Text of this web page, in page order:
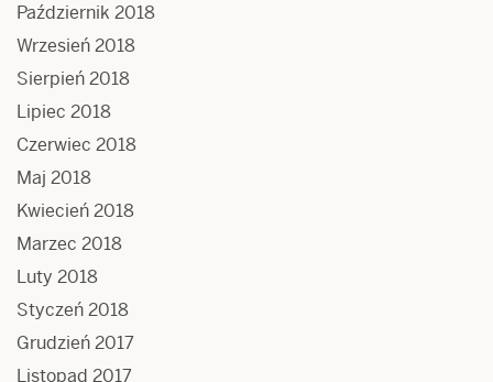
Październik 2018
Wrzesień 2018
Sierpień 2018
Lipiec 2018
Czerwiec 2018
Maj 2018
Kwiecień 2018
Marzec 2018
Luty 2018
Styczeń 2018
Grudzień 2017
Listopad 2017